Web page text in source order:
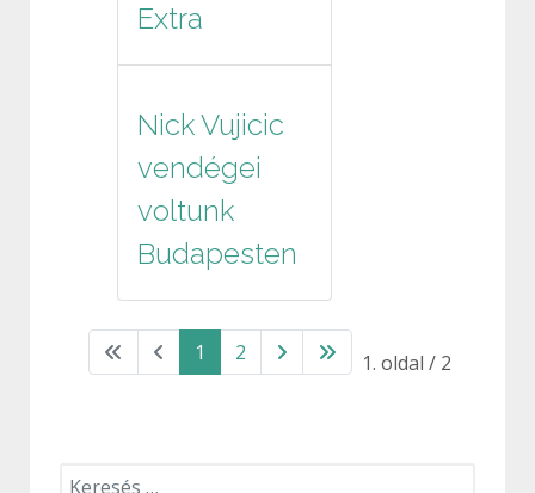
Extra
Nick Vujicic
vendégei
voltunk
Budapesten
1. oldal / 2
1 2
Keresés...